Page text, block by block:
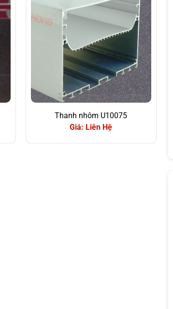
Thanh nhôm U10075
Giá: Liên Hệ